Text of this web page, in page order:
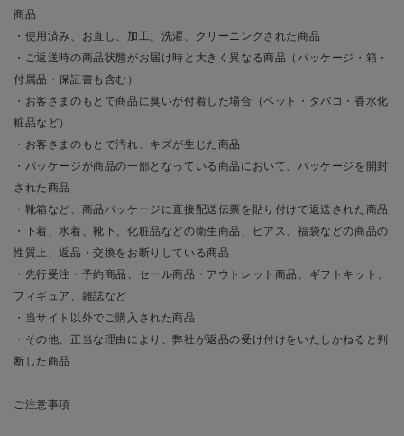
商品
・使用済み、お直し、加工、洗濯、クリーニングされた商品
・ご返送時の商品状態がお届け時と大きく異なる商品（パッケージ・箱・
付属品・保証書も含む）
・お客さまのもとで商品に臭いが付着した場合（ペット・タバコ・香水化
粧品など）
・お客さまのもとで汚れ、キズが生じた商品
・パッケージが商品の一部となっている商品において、パッケージを開封
された商品
・靴箱など、商品パッケージに直接配送伝票を貼り付けて返送された商品
・下着、水着、靴下、化粧品などの衛生商品、ピアス、福袋などの商品の
性質上、返品・交換をお断りしている商品
・先行受注・予約商品、セール商品・アウトレット商品、ギフトキット、
フィギュア、雑誌など
・当サイト以外でご購入された商品
・その他、正当な理由により、弊社が返品の受け付けをいたしかねると判
断した商品
ご注意事項